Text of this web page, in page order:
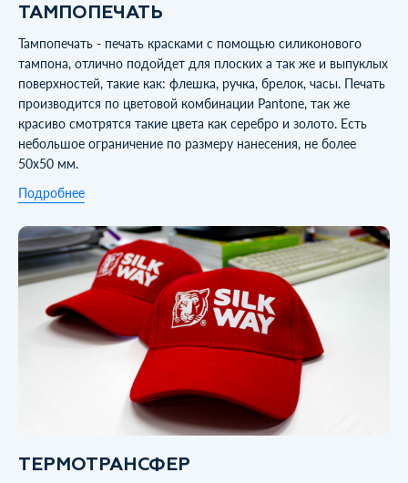
ТАМПОПЕЧАТЬ
Тампопечать - печать красками с помощью силиконового
тампона, отлично подойдет для плоских а так же и выпуклых
поверхностей, такие как: флешка, ручка, брелок, часы. Печать
производится по цветовой комбинации Pantone, так же
красиво смотрятся такие цвета как серебро и золото. Есть
небольшое ограничение по размеру нанесения, не более
50х50 мм.
Подробнее
ТЕРМОТРАНСФЕР